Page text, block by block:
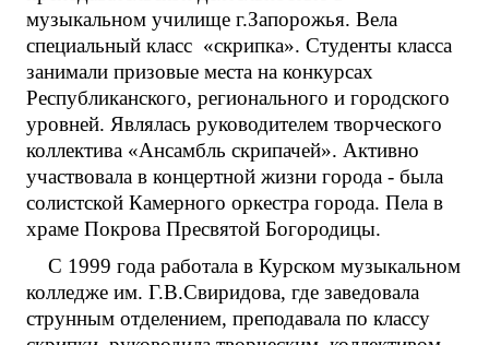
музыкальном училище г.Запорожья. Вела
специальный класс «скрипка». Студенты класса
занимали призовые места на конкурсах
Республиканского, регионального и городского
уровней. Являлась руководителем творческого
коллектива «Ансамбль скрипачей». Активно
участвовала в концертной жизни города - была
солистской Камерного оркестра города. Пела в
храме Покрова Пресвятой Богородицы.
С 1999 года работала в Курском музыкальном
колледже им. Г.В.Свиридова, где заведовала
струнным отделением, преподавала по классу